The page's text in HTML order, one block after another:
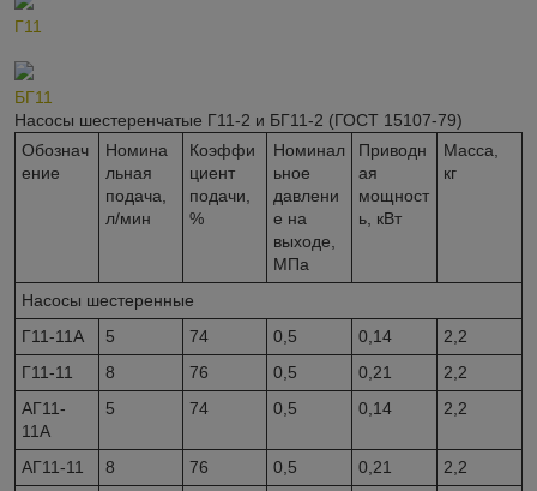
Г11
БГ11
Насосы шестеренчатые Г11-2 и БГ11-2 (ГОСТ 15107-79)
Обознач
ение
Номина
льная
подача,
л/мин
Коэффи
циент
подачи,
%
Номинал
ьное
давлени
е на
выходе,
МПа
Приводн
ая
мощност
ь, кВт
Масса,
кг
Насосы шестеренные
Г11-11А
5 74 0,5 0,14
2,2
Г11-11
8 76 0,5 0,21
2,2
АГ11-
11А
5 74 0,5 0,14 2,2
АГ11-11 8 76 0,5 0,21
2,2